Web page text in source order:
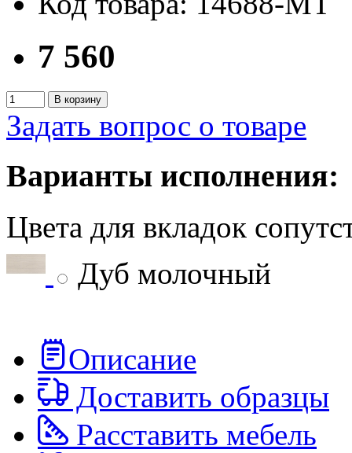
7 560
В корзину
Задать вопрос о товаре
Варианты исполнения:
Цвета для вкладок
Дуб молочный
Описание
Доставить образцы
Расставить мебель